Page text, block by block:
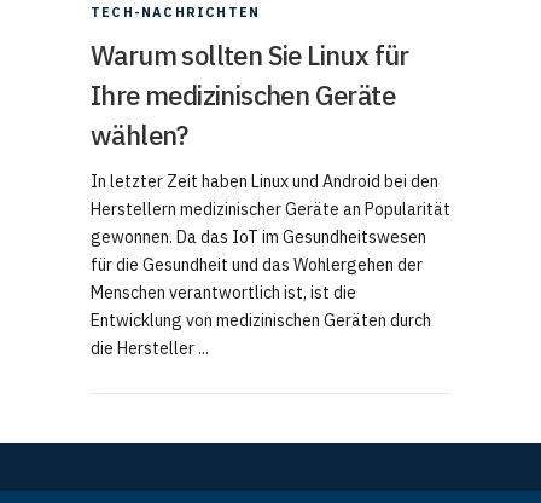
TECH-NACHRICHTEN
Warum sollten Sie Linux für
Ihre medizinischen Geräte
wählen?
In letzter Zeit haben Linux und Android bei den
Herstellern medizinischer Geräte an Popularität
gewonnen. Da das IoT im Gesundheitswesen
für die Gesundheit und das Wohlergehen der
Menschen verantwortlich ist, ist die
Entwicklung von medizinischen Geräten durch
die Hersteller ...